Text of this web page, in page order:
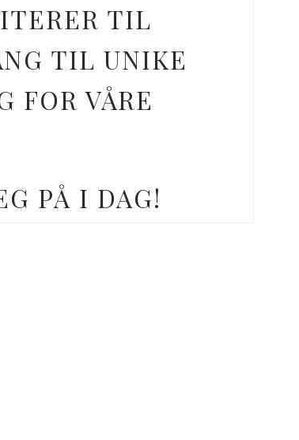
TIL
TIL UNIKE
FOR VÅRE
PÅ I DAG!